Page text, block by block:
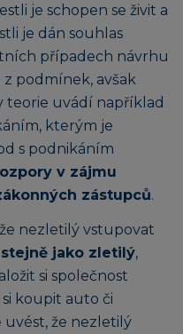
je schopen se živit a
je dán souhlas
případech návrhu
podmínek, avšak
teorie uvádí například
kterým je
s podnikáním
v zájmu
zástupců.
nezletilý vstupovat
jako zletilý,
si společnost
koupit auto či
že nezletilý